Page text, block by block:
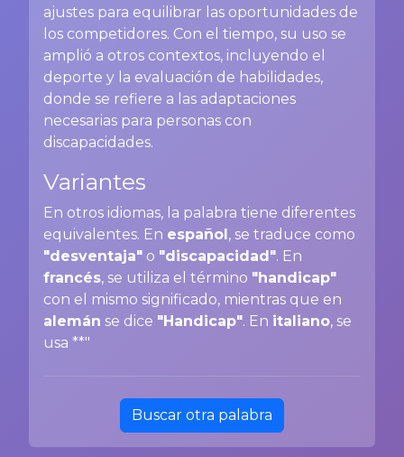
ajustes para equilibrar las oportunidades de
los competidores. Con el tiempo, su uso se
amplió a otros contextos, incluyendo el
deporte y la evaluación de habilidades,
donde se refiere a las adaptaciones
necesarias para personas con
discapacidades.
Variantes
En otros idiomas, la palabra tiene diferentes
equivalentes. En español, se traduce como
"desventaja" o "discapacidad". En
francés, se utiliza el término "handicap"
con el mismo significado, mientras que en
alemán se dice "Handicap". En italiano, se
usa **"
Buscar otra palabra